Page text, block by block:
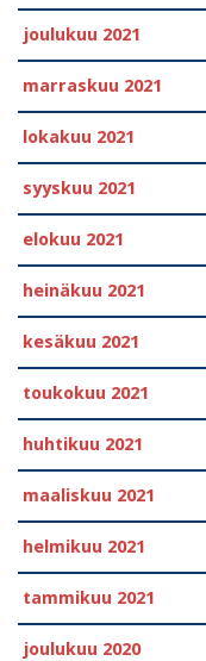
joulukuu 2021
marraskuu 2021
lokakuu 2021
syyskuu 2021
elokuu 2021
heinäkuu 2021
kesäkuu 2021
toukokuu 2021
huhtikuu 2021
maaliskuu 2021
helmikuu 2021
tammikuu 2021
joulukuu 2020